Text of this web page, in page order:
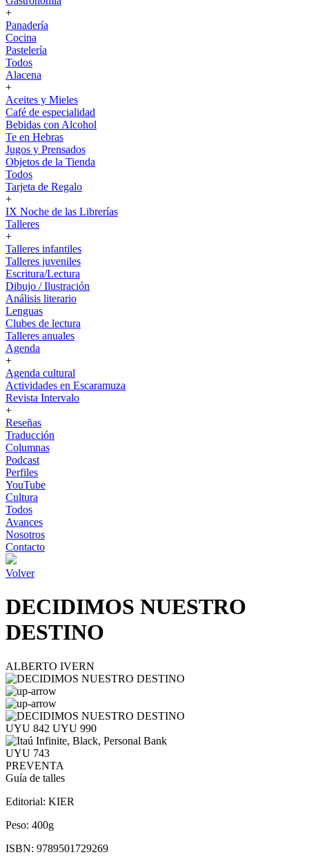
+
Panadería
Cocina
Pastelería
Todos
Alacena
+
Aceites y Mieles
Café de especialidad
Bebidas con Alcohol
Te en Hebras
Jugos y Prensados
Objetos de la Tienda
Todos
Tarjeta de Regalo
+
IX Noche de las Librerías
Talleres
+
Talleres infantiles
Talleres juveniles
Escritura/Lectura
Dibujo / Ilustración
Análisis literario
Lenguas
Clubes de lectura
Talleres anuales
Agenda
+
Agenda cultural
Actividades en Escaramuza
Revista Intervalo
+
Reseñas
Traducción
Columnas
Podcast
Perfiles
YouTube
Cultura
Todos
Avances
Nosotros
Contacto
Volver
DECIDIMOS NUESTRO
DESTINO
ALBERTO IVERN
UYU 842 UYU 990
UYU 743
PREVENTA
Guía de talles
Editorial: KIER
Peso: 400g
ISBN: 9789501729269